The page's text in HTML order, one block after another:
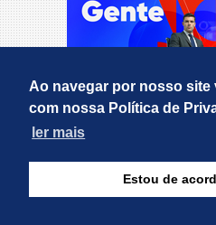
Ao navegar por nosso
com nossa Política de
ler mais
Estou de
© Copyright 2026 - RealMT -